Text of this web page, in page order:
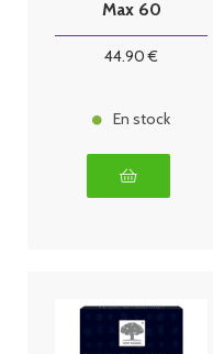
Max 60
44.90 €
En stock